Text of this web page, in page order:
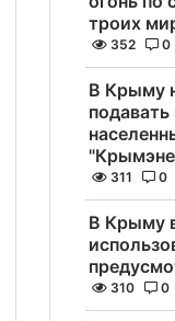
троих
352 0
В Крыму
311 0
В Крыму
310 0